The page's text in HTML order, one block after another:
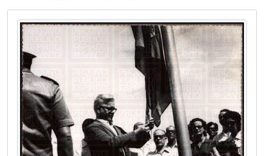
[Item] 12
[Item] 17
[Item] 18
[Item] 19
[Item] 20